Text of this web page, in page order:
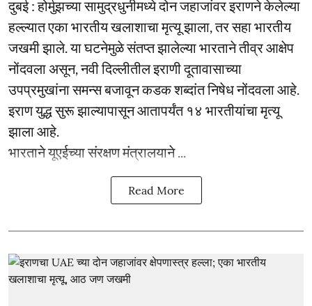
दुबई : होर्मुझच्या सामुद्रधुनीमध्ये दोन जहाजांवर इराणने केलेल्या
हल्ल्यात एका भारतीय खलाशाचा मृत्यू झाला, तर सहा भारतीय
जखमी झाले. या घटनेमुळे संतप्त झालेल्या भारताने तीव्र आक्षेप
नोंदवला असून, नवी दिल्लीतील इराणी दूतावासाच्या
उपप्रमुखांना समन्स बजावून कडक शब्दांत निषेध नोंदवला आहे.
इराण युद्ध सुरू झाल्यापासून आतापर्यंत १४ भारतीयांचा मृत्यू
झाला आहे.
भारताने यूएईच्या संरक्षण मंत्रालयाने ...
Read More